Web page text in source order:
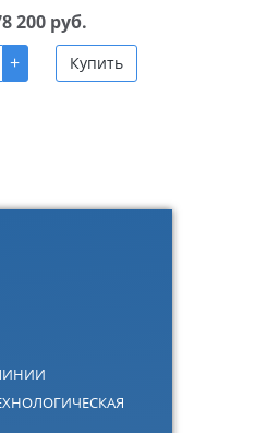
200 руб.
+ Купить